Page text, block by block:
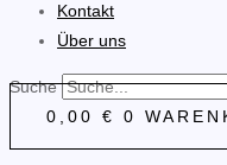
Kontakt
Über uns
Suche
0,00 € 0